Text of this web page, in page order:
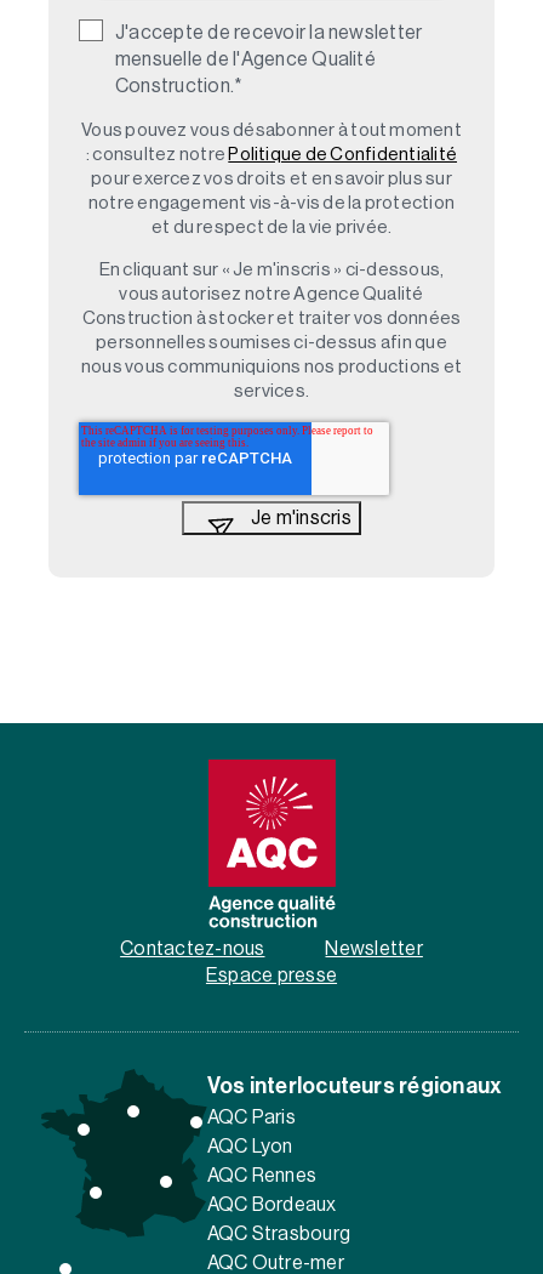
J'accepte de recevoir la newsletter
mensuelle de l'Agence Qualité
Construction. *
Vous pouvez vous désabonner à tout moment
: consultez notre Politique de Confidentialité
pour exercez vos droits et en savoir plus sur
notre engagement vis-à-vis de la protection
et du respect de la vie privée.
En cliquant sur « Je m'inscris » ci-dessous,
vous autorisez notre Agence Qualité
Construction à stocker et traiter vos données
personnelles soumises ci-dessus afin que
nous vous communiquions nos productions et
services.
Contactez-nous
Newsletter
Espace presse
Vos interlocuteurs régionaux
AQC Paris
AQC Lyon
AQC Rennes
AQC Bordeaux
AQC Strasbourg
AQC Outre-mer